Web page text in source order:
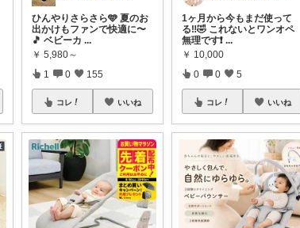
ひんやりさらさら🩵 夏のお
出かけもファンで快適に〜
🎵 ベビーカ ...
￥ 5,980～
1 0 155
コレ いいね
1ヶ月から今もまだ使って
る‼️🤣 これないとワンオペ
無理です❗ ...
￥ 10,000
0 0 5
コレ いいね